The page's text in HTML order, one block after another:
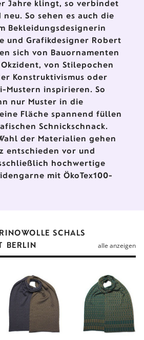
Jahre klingt, so verbindet
So sehen es auch die
Bekleidungsdesignerin
und Grafikdesigner Robert
sich von Bauornamenten
von Stilepochen
Konstruktivismus oder
Mustern inspirieren. So
nur Muster in die
Fläche spannend füllen
Schnickschnack.
der Materialien gehen
entschieden vor und
hochwertige
mit ÖkoTex100-
SCHALS
BERLIN
alle anzeigen